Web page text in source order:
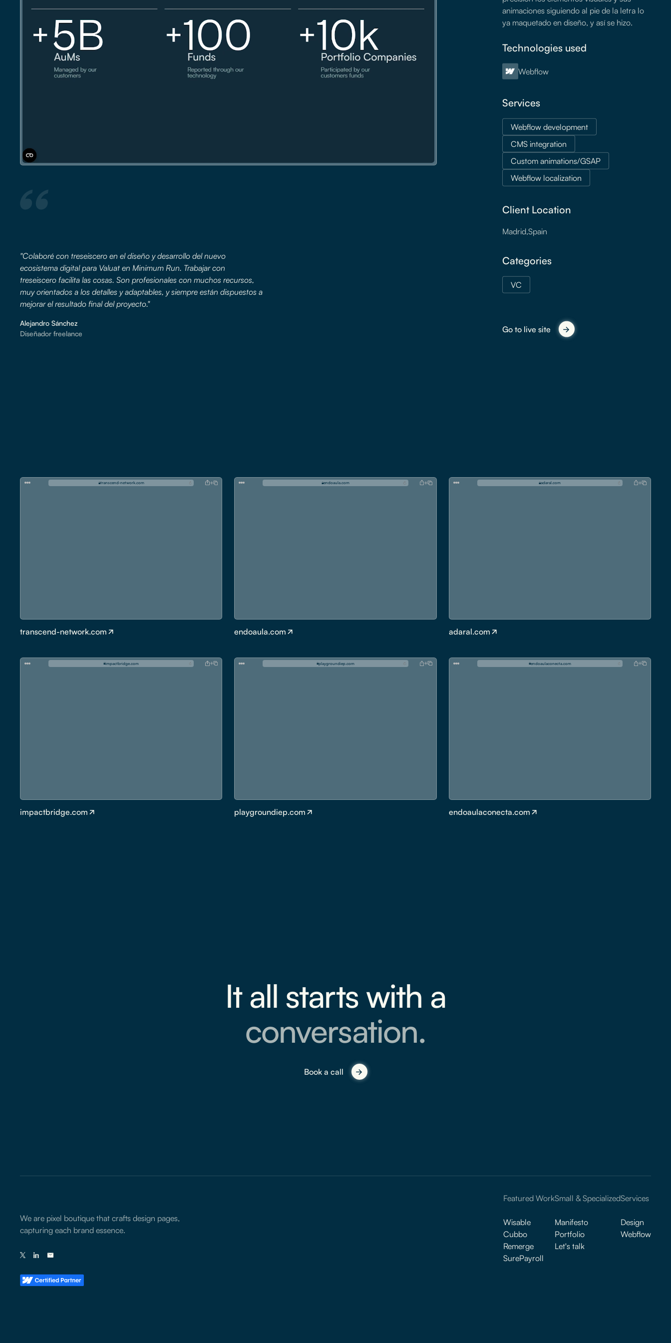
"Colaboré con treseiscero en el diseño y desarrollo del nuevo
ecosistema digital para Valuat en Minimum Run. Trabajar con
treseiscero facilita las cosas. Son profesionales con muchos recursos,
muy orientados a los detalles y adaptables, y siempre están dispuestos a
mejorar el resultado final del proyecto."
Alejandro Sánchez
Diseñador freelance
animaciones siguiendo al pie de la letra lo
ya maquetado en diseño, y así se hizo.
Technologies used
Webflow
Services
Webflow development
CMS integration
Custom animations/GSAP
Webflow localization
Client Location
Madrid,Spain
Categories
VC
Go to live site
transcend-network.com
transcend-network.com
endoaula.com
endoaula.com
adaral.com
adaral.com
impactbridge .com
impactbridge.com
playgroundiep com
playgroundiep.com
endoaulaconecta. com
endoaulaconecta.com
It all starts with a
conversation.
Book a call
We are pixel boutique that crafts design pages,
capturing each brand essence.
Featured Work
Wisable
Cubbo
Remerge
SurePayroll
Small & Specialized
Manifesto
Portfolio
Let's talk
Services
Design
Webflow